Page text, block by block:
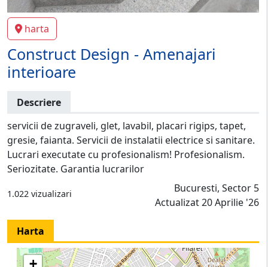
harta
Construct Design - Amenajari
interioare
Descriere
servicii de zugraveli, glet, lavabil, placari rigips, tapet,
gresie, faianta. Servicii de instalatii electrice si sanitare.
Lucrari executate cu profesionalism! Profesionalism.
Seriozitate. Garantia lucrarilor
1.022 vizualizari
Bucuresti, Sector 5
Actualizat 20 Aprilie '26
Harta
+